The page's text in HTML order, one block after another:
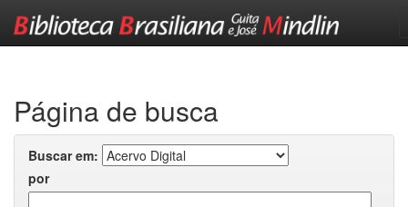
Página de busca
Buscar em:
por